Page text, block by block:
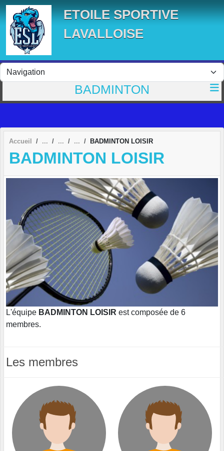
ETOILE SPORTIVE
LAVALLOISE
BADMINTON
Accueil BADMINTON LOISIR
BADMINTON LOISIR
L'équipe BADMINTON LOISIR est composée de 6
membres.
Les membres
Panneau de gestion des cookies